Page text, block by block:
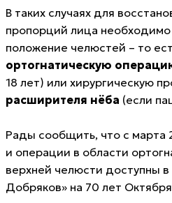
В таких случаях для
пропорций лица
положение челюстей – то
ортогнатическую
18 лет) или хирургическую
расширителя нёба (если
Рады сообщить, что с марта
и операции в области
верхней челюсти доступны
Добряков» на 70 лет